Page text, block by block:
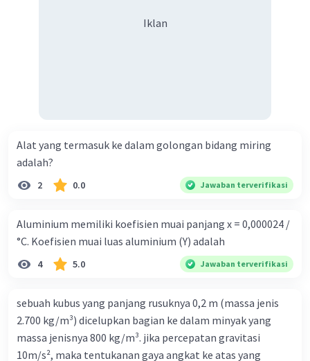
Iklan
Alat yang termasuk ke dalam golongan bidang miring
adalah?
2 0.0 Jawaban terverifikasi
Aluminium memiliki koefisien muai panjang x = 0,000024 /
°C. Koefisien muai luas aluminium (Y) adalah
4 5.0 Jawaban terverifikasi
sebuah kubus yang panjang rusuknya 0,2 m (massa jenis
2.700 kg/m³) dicelupkan bagian ke dalam minyak yang
massa jenisnya 800 kg/m³. jika percepatan gravitasi
10m/s², maka tentukanan gaya angkat ke atas yang